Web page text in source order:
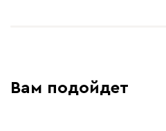
Вам подойдет